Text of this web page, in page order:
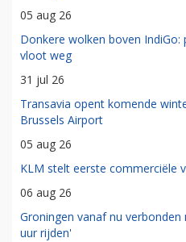
05 aug 26
Donkere wolken boven
vloot weg
31 jul 26
Transavia opent komende
Brussels Airport
05 aug 26
KLM stelt eerste commerciële
06 aug 26
Groningen vanaf nu
uur rijden'